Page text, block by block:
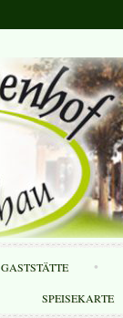
GASTSTÄTTE
SPEISEKARTE